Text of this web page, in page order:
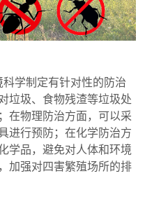
学制定有针对性的防治
垃圾、食物残渣等垃圾处
在物理防治方面，可以采
进行预防；在化学防治方
学品，避免对人体和环境
加强对四害繁殖场所的排